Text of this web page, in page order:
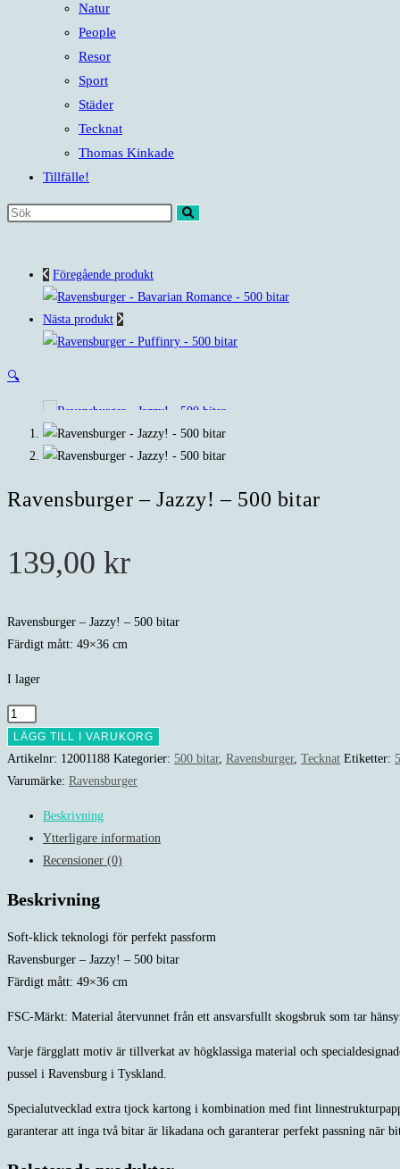
Natur
People
Resor
Sport
Städer
Tecknat
Thomas Kinkade
Tillfälle!
Sök
webbplatsFöregående produkt
Nästa produkt
🔍
Ravensburger – Jazzy! – 500 bitar
139,00 kr
Ravensburger – Jazzy! – 500 bitar
Färdigt mått: 49×36 cm
I lager
Ravensburger
Jazzy!
-
LÄGG TILL I VARUKORG
Artikelnr: 12001188 Kategorier: 500 bitar, Ravensburger, Tecknat Etiketter:
Varumärke: Ravensburger
Beskrivning
Ytterligare information
Recensioner (0)
Beskrivning
Soft-klick teknologi för perfekt passform
Ravensburger – Jazzy! – 500 bitar
Färdigt mått: 49×36 cm
FSC-Märkt: Material återvunnet från ett ansvarsfullt skogsbruk som tar
Varje färgglatt motiv är tillverkat av högklassiga material och
pussel i Ravensburg i Tyskland.
Specialutvecklad extra tjock kartong i kombination med fint
garanterar att inga två bitar är likadana och garanterar perfekt passning